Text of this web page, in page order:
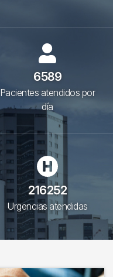
6589
Pacientes atendidos por
día
216252
Urgencias atendidas